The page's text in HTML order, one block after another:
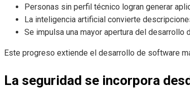
Personas sin perfil técnico logran generar
La inteligencia artificial convierte
Se impulsa una mayor apertura del
Este progreso extiende el desarrollo de software
La seguridad se incorpora